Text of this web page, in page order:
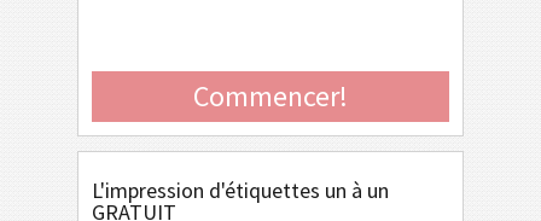
Caterpillar
GS1 Étiquettes GS1
Commencer!
L'impression d'étiquettes un à un
GRATUIT